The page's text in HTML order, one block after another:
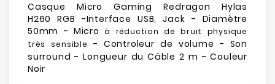
Casque Micro Gaming Redragon Hylas
H260 RGB -Interface USB, Jack - Diamètre
50mm - Microà réduction de bruit physique
très sensible
- Controleur de volume - Son
surround - Longueur du Câble 2 m - Couleur
Noir